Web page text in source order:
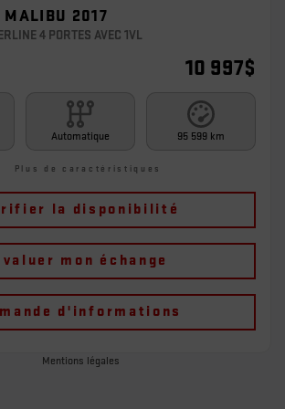
MALIBU 2017
4 PORTES AVEC 1VL
10 997$
Automatique 95 599 km
Plus de caractéristiques
la disponibilité
mon échange
d'informations
Mentions légales